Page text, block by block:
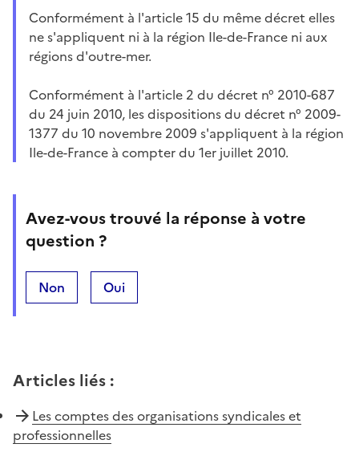
Conformément à l'article 15 du même décret elles
ne s'appliquent ni à la région Ile-de-France ni aux
régions d'outre-mer.
Conformément à l'article 2 du décret n° 2010-687
du 24 juin 2010, les dispositions du décret n° 2009-
1377 du 10 novembre 2009 s'appliquent à la région
Ile-de-France à compter du 1er juillet 2010.
Avez-vous trouvé la réponse à votre
question ?
Non Oui
Articles liés :
Les comptes des organisations syndicales et
professionnelles